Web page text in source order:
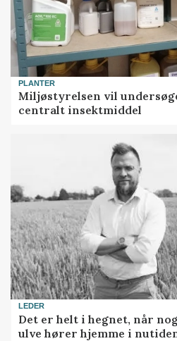
PLANTER
Miljøstyrelsen vil
centralt insektmiddel
LEDER
Det er helt i hegnet, når
ulve hører hjemme i